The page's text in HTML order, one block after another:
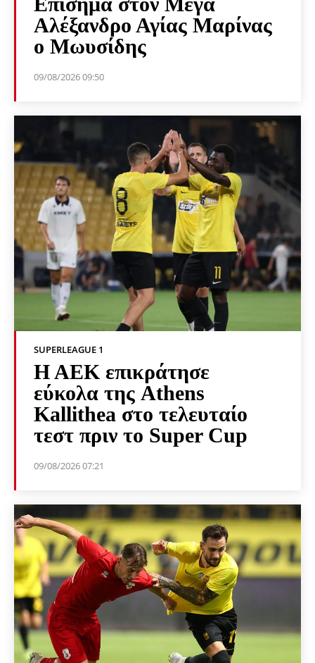
Αλέξανδρο Αγίας Μαρίνας
ο Μωυσίδης
09/08/2026 09:50
SUPERLEAGUE 1
Η ΑΕΚ επικράτησε
εύκολα της Athens
Kallithea στο τελευταίο
τεστ πριν το Super Cup
09/08/2026 07:21